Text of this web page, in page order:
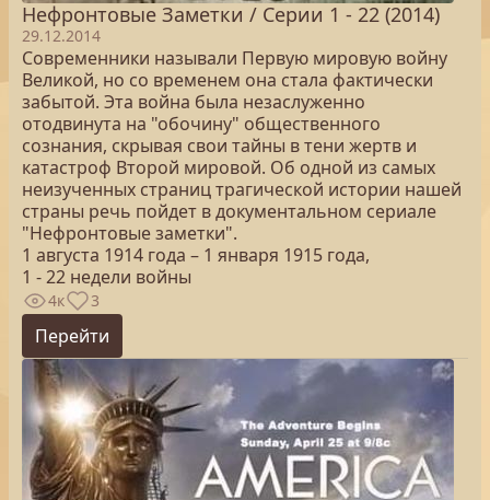
Нефронтовые Заметки / Серии 1 - 22 (2014)
29.12.2014
Современники называли Первую мировую войну
Великой, но со временем она стала фактически
забытой. Эта война была незаслуженно
отодвинута на "обочину" общественного
сознания, скрывая свои тайны в тени жертв и
катастроф Второй мировой. Об одной из самых
неизученных страниц трагической истории нашей
страны речь пойдет в документальном сериале
"Нефронтовые заметки".
1 августа 1914 года – 1 января 1915 года,
1 - 22 недели войны
4к 3
Перейти